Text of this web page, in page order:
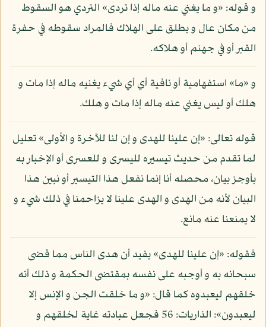
و قوله: «و ما يغني عنه ماله إذا تردى» التردي هو السقوط
من مكان عال و يطلق على الهلاك فالمراد سقوطه في حفرة
القبر أو في جهنم أو هلاكه.
و «ما» استفهامية أو نافية أي أي شيء يغنيه ماله إذا مات و
هلك أو ليس يغني عنه ماله إذا مات و هلك.
قوله تعالى: «إن علينا للهدى و إن لنا للآخرة و الأولى» تعليل
لما تقدم من حديث تيسيره لليسرى و للعسرى أو الإخبار به
بأوجز بيان، محصله أنا إنما نفعل هذا التيسير أو نبين هذا
البيان لأنه من الهدى و الهدى علينا لا يزاحمنا في ذلك شيء و
لا يمنعنا عنه مانع.
فقوله: «إن علينا للهدى» يفيد أن هدى الناس مما قضى
سبحانه به و أوجبه على نفسه بمقتضى الحكمة و ذلك أنه
خلقهم ليعبدوه كما قال: «و ما خلقت الجن و الإنس إلا
ليعبدون»: الذاريات: 56 فجعل عبادته غاية لخلقهم و